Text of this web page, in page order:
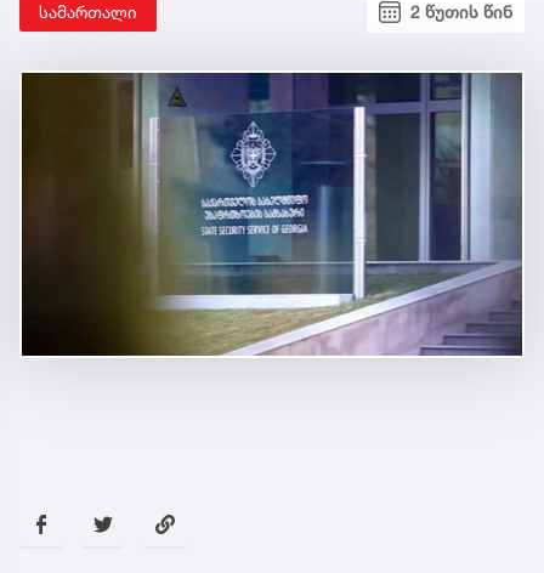
სამართალი 2 წუთის წინ